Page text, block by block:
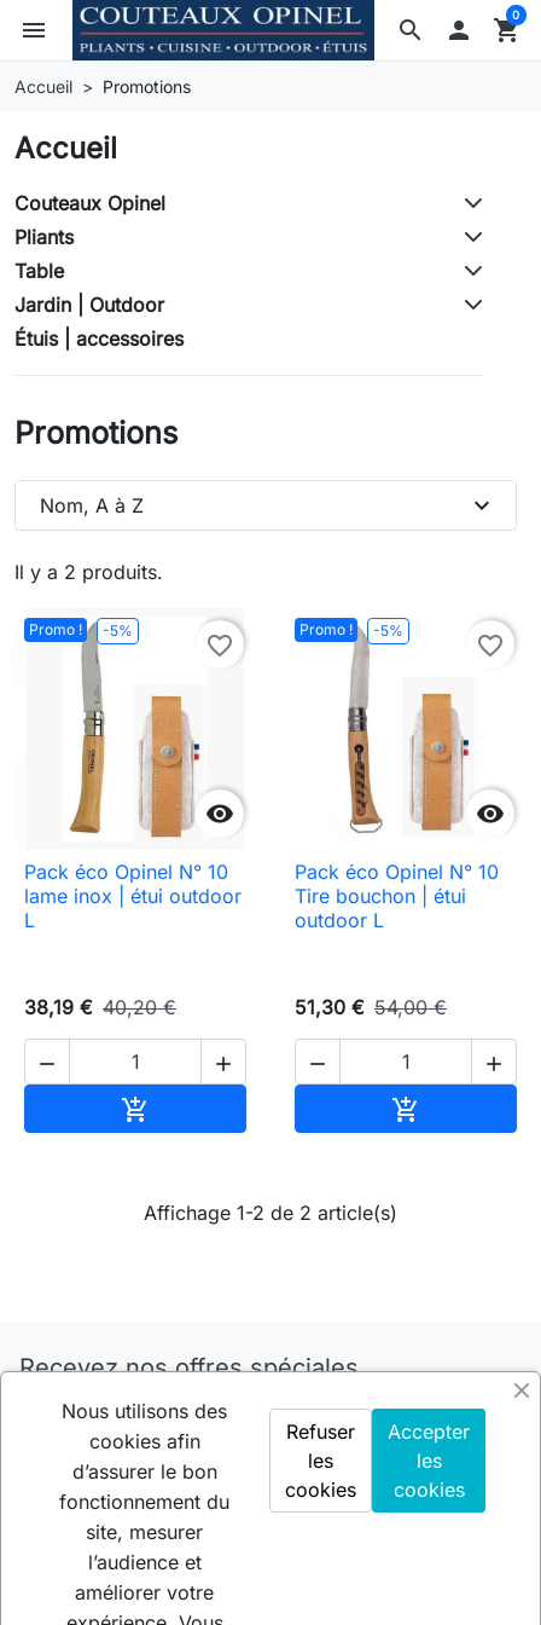
search
menu  shopping_cart
0
Accueil Promotions
Accueil
Couteaux Opinel
Pliants
Table
Jardin | Outdoor
Étuis | accessoires
Promotions
Il y a 2 produits.
Nom, A à Z expand_more
Promo ! -5%

favorite_border
Pack éco Opinel N° 10
lame inox | étui outdoor
L
38,19 € 40,20 €
 

Promo ! -5%

favorite_border
Pack éco Opinel N° 10
Tire bouchon | étui
outdoor L
51,30 € 54,00 €
 

Affichage 1-2 de 2 article(s)
Recevez nos offres spéciales
Vous pouvez vous désinscrire à tout moment.
Gammes & collections
Nous utilisons des
cookies afin
d’assurer le bon
fonctionnement du
site, mesurer
l’audience et
améliorer votre
Accepter
les
cookies
Refuser
les
cookies